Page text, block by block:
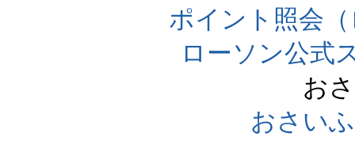
ポイント照会
ローソン公式
お
おさい